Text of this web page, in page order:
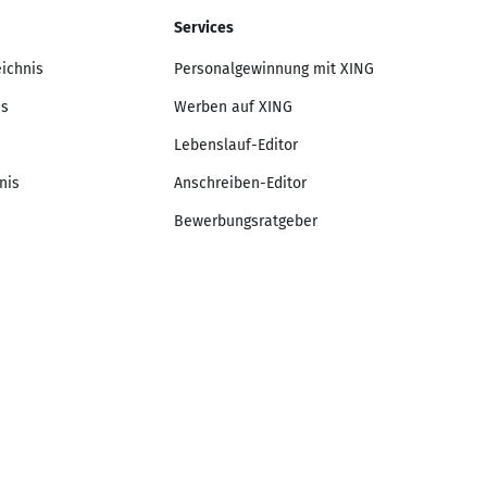
Services
Personalgewinnung mit XING
Werben auf XING
Lebenslauf-Editor
Anschreiben-Editor
Bewerbungsratgeber